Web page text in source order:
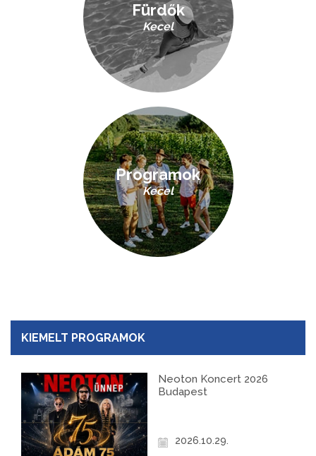
KIEMELT PROGRAMOK
Neoton Koncert 2026
Budapest
2026.10.29.
Fürdők
Kecel
Programok
Kecel